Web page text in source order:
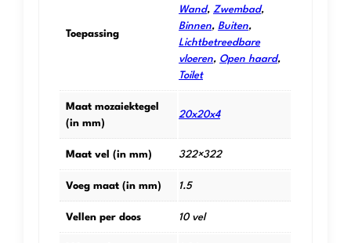
Toepassing
Wand,Zwembad,
Binnen,Buiten,
Lichtbetreedbare
vloeren, Open haard,
Toilet
Maat mozaiektegel
(in mm)
20x20x4
Maat vel (in mm) 322×322
Voeg maat (in mm) 1.5
Vellen per doos 10 vel